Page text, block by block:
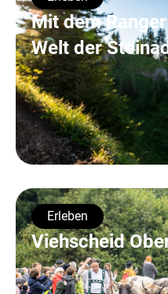
Mit dem
Welt der
Erleben
Viehscheid